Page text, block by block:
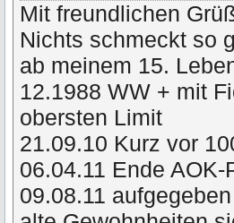
Mit freundlichen
Nichts schmeckt so
ab meinem 15.
12.1988 WW + mit
obersten Limit
21.09.10 Kurz vor
06.04.11 Ende
09.08.11